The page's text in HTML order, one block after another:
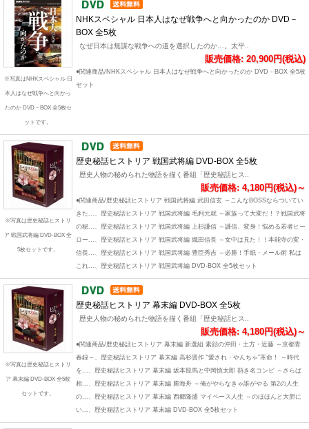
※写真はNHKスペシャル 日
本人はなぜ戦争へと向かっ
たのか DVD－BOX 全5枚セ
ットです。
NHKスペシャル 日本人はなぜ戦争へと向かったのか DVD－
BOX 全5枚
なぜ日本は無謀な戦争への道を選択したのか…。太平..
販売価格: 20,900円(税込)
●関連商品/NHKスペシャル 日本人はなぜ戦争へと向かったのか DVD－BOX 全5枚
セット
※写真は歴史秘話ヒストリ
ア 戦国武将編 DVD-BOX 全
5枚セットです。
歴史秘話ヒストリア 戦国武将編 DVD-BOX 全5枚
歴史人物の秘められた物語を描く番組「歴史秘話ヒス..
販売価格: 4,180円(税込)～
●関連商品/歴史秘話ヒストリア 戦国武将編 武田信玄 ～こんなBOSSならついてい
きた...、歴史秘話ヒストリア 戦国武将編 毛利元就 ～家族って大変だ！？戦国武将
の秘...、歴史秘話ヒストリア 戦国武将編 上杉謙信 ～謙信、変身！悩める若者ヒー
ロー...、歴史秘話ヒストリア 戦国武将編 織田信長 ～女中は見た！！本能寺の変・
信長...、歴史秘話ヒストリア 戦国武将編 豊臣秀吉 ～必勝！手紙・メール術 私は
これ...、歴史秘話ヒストリア 戦国武将編 DVD-BOX 全5枚セット
※写真は歴史秘話ヒストリ
ア 幕末編 DVD-BOX 全5枚
セットです。
歴史秘話ヒストリア 幕末編 DVD-BOX 全5枚
歴史人物の秘められた物語を描く番組「歴史秘話ヒス..
販売価格: 4,180円(税込)～
●関連商品/歴史秘話ヒストリア 幕末編 新選組 素顔の沖田・土方・近藤 ～京都青
春録～、歴史秘話ヒストリア 幕末編 高杉晋作 "愛され・やんちゃ”革命！ ～時代
を...、歴史秘話ヒストリア 幕末編 坂本龍馬と中岡慎太郎 熱き名コンビ ～さらば
相...、歴史秘話ヒストリア 幕末編 勝海舟 ～俺がやらなきゃ誰がやる 第2の人生
の...、歴史秘話ヒストリア 幕末編 西郷隆盛 マイペース人生 ～のほほんと大胆に
い...、歴史秘話ヒストリア 幕末編 DVD-BOX 全5枚セット